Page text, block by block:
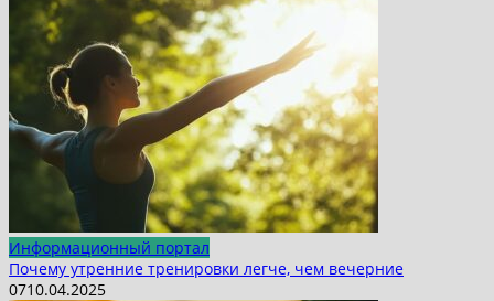
Информационный портал
Почему утренние тренировки легче, чем вечерние
0710.04.2025